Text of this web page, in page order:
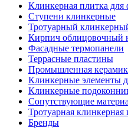
Клинкерная плитка для
Ступени клинкерные
Тротуарный
Кирпич облицовочный
Фасадные термопанели
Террасные пластины
Промышленная
Клинкерные элементы
Клинкерные
Сопутствующие
Тротуарная клинкерная
Бренды